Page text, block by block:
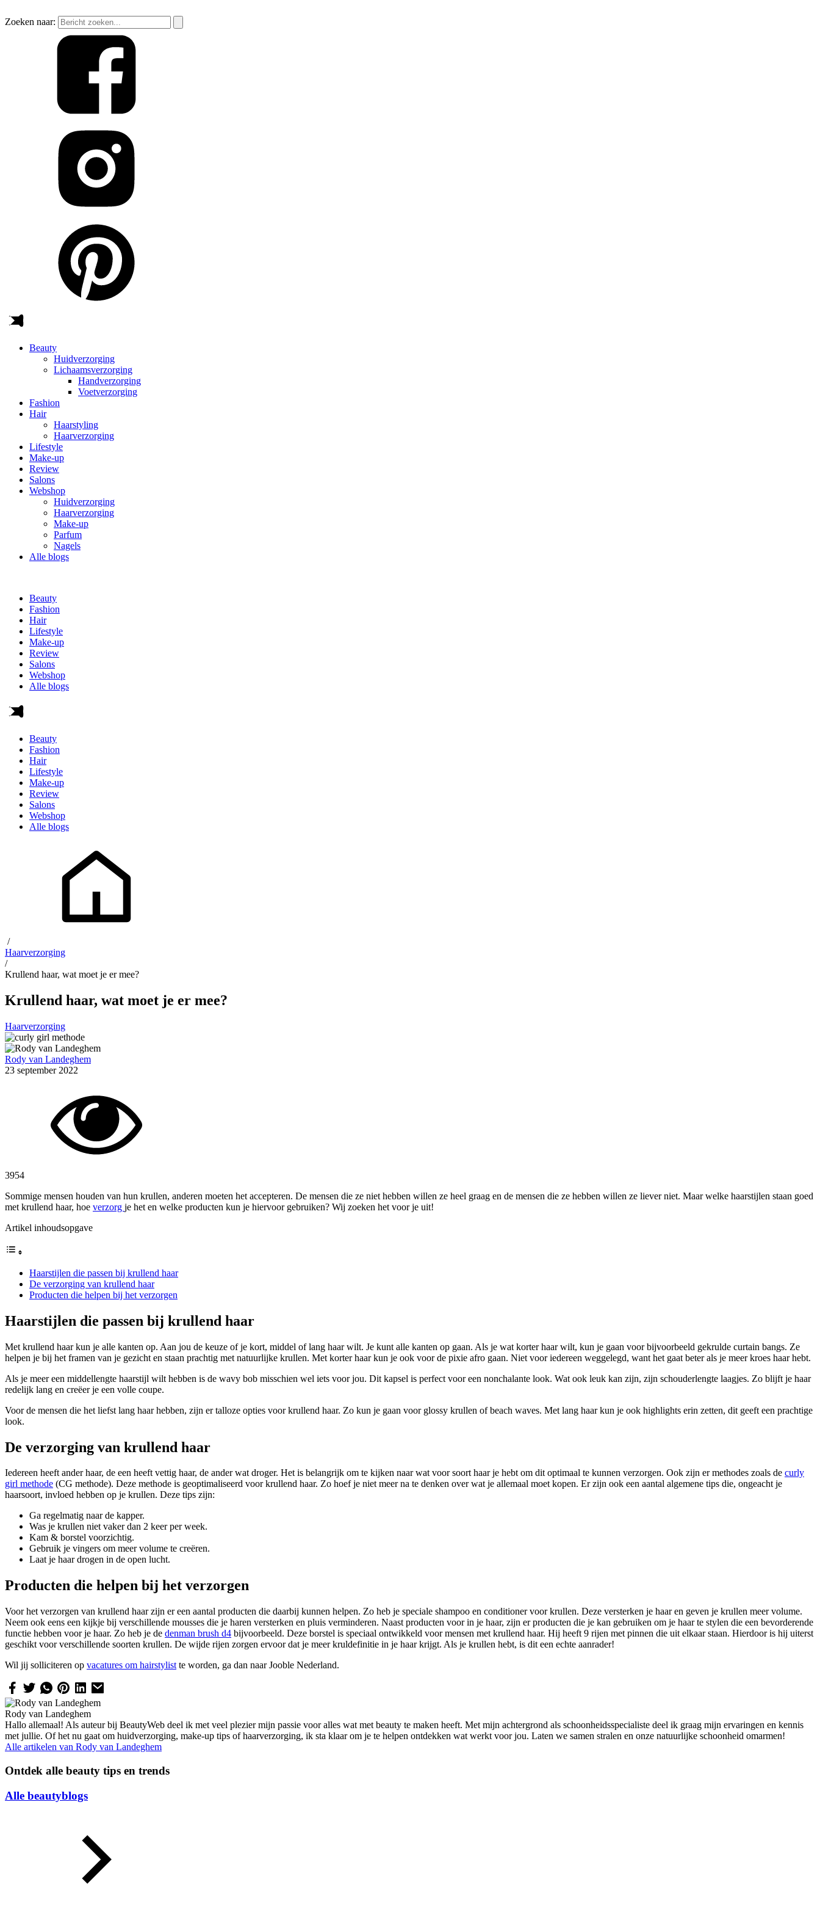
Zoeken naar:
Beauty
Huidverzorging
Lichaamsverzorging
Handverzorging
Voetverzorging
Fashion
Hair
Haarstyling
Haarverzorging
Lifestyle
Make-up
Review
Salons
Webshop
Huidverzorging
Haarverzorging
Make-up
Parfum
Nagels
Alle blogs
Beauty
Fashion
Hair
Lifestyle
Make-up
Review
Salons
Webshop
Alle blogs
Beauty
Fashion
Hair
Lifestyle
Make-up
Review
Salons
Webshop
Alle blogs
/
Haarverzorging
/
Krullend haar, wat moet je er mee?
Krullend haar, wat moet je er mee?
Haarverzorging
Rody van Landeghem
23 september 2022
3954
Sommige mensen houden van hun krullen, anderen moeten het accepteren. De mensen die ze niet hebben willen ze heel graag en de mensen die ze hebben willen ze liever niet. Maar welke haarstijlen staan goed
met krullend haar, hoe verzorg je het en welke producten kun je hiervoor gebruiken? Wij zoeken het voor je uit!
Artikel inhoudsopgave
Haarstijlen die passen bij krullend haar
De verzorging van krullend haar
Producten die helpen bij het verzorgen
Haarstijlen die passen bij krullend haar
Met krullend haar kun je alle kanten op. Aan jou de keuze of je kort, middel of lang haar wilt. Je kunt alle kanten op gaan. Als je wat korter haar wilt, kun je gaan voor bijvoorbeeld gekrulde curtain bangs. Ze
helpen je bij het framen van je gezicht en staan prachtig met natuurlijke krullen. Met korter haar kun je ook voor de pixie afro gaan. Niet voor iedereen weggelegd, want het gaat beter als je meer kroes haar hebt.
Als je meer een middellengte haarstijl wilt hebben is de wavy bob misschien wel iets voor jou. Dit kapsel is perfect voor een nonchalante look. Wat ook leuk kan zijn, zijn schouderlengte laagjes. Zo blijft je haar
redelijk lang en creëer je een volle coupe.
Voor de mensen die het liefst lang haar hebben, zijn er talloze opties voor krullend haar. Zo kun je gaan voor glossy krullen of beach waves. Met lang haar kun je ook highlights erin zetten, dit geeft een prachtige
look.
De verzorging van krullend haar
Iedereen heeft ander haar, de een heeft vettig haar, de ander wat droger. Het is belangrijk om te kijken naar wat voor soort haar je hebt om dit optimaal te kunnen verzorgen. Ook zijn er methodes zoals de curly
girl methode (CG methode). Deze methode is geoptimaliseerd voor krullend haar. Zo hoef je niet meer na te denken over wat je allemaal moet kopen. Er zijn ook een aantal algemene tips die, ongeacht je
haarsoort, invloed hebben op je krullen. Deze tips zijn:
Ga regelmatig naar de kapper.
Was je krullen niet vaker dan 2 keer per week.
Kam & borstel voorzichtig.
Gebruik je vingers om meer volume te creëren.
Laat je haar drogen in de open lucht.
Producten die helpen bij het verzorgen
Voor het verzorgen van krullend haar zijn er een aantal producten die daarbij kunnen helpen. Zo heb je speciale shampoo en conditioner voor krullen. Deze versterken je haar en geven je krullen meer volume.
Neem ook eens een kijkje bij verschillende mousses die je haren versterken en pluis verminderen. Naast producten voor in je haar, zijn er producten die je kan gebruiken om je haar te stylen die een bevorderende
functie hebben voor je haar. Zo heb je de denman brush d4 bijvoorbeeld. Deze borstel is speciaal ontwikkeld voor mensen met krullend haar. Hij heeft 9 rijen met pinnen die uit elkaar staan. Hierdoor is hij uiterst
geschikt voor verschillende soorten krullen. De wijde rijen zorgen ervoor dat je meer kruldefinitie in je haar krijgt. Als je krullen hebt, is dit een echte aanrader!
Wil jij solliciteren op vacatures om hairstylist te worden, ga dan naar Jooble Nederland.
Rody van Landeghem
Hallo allemaal! Als auteur bij BeautyWeb deel ik met veel plezier mijn passie voor alles wat met beauty te maken heeft. Met mijn achtergrond als schoonheidsspecialiste deel ik graag mijn ervaringen en kennis
met jullie. Of het nu gaat om huidverzorging, make-up tips of haarverzorging, ik sta klaar om je te helpen ontdekken wat werkt voor jou. Laten we samen stralen en onze natuurlijke schoonheid omarmen!
Alle artikelen van Rody van Landeghem
Ontdek alle beauty tips en trends
Alle beautyblogs